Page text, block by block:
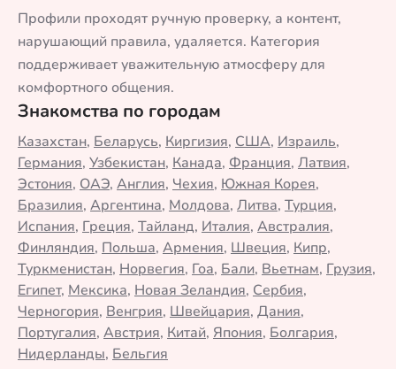
Профили проходят ручную проверку, а контент,
нарушающий правила, удаляется. Категория
поддерживает уважительную атмосферу для
комфортного общения.
Знакомства по городам
Казахстан, Беларусь, Киргизия, США, Израиль,
Германия, Узбекистан, Канада, Франция, Латвия,
Эстония, ОАЭ, Англия, Чехия, Южная Корея,
Бразилия, Аргентина, Молдова, Литва, Турция,
Испания, Греция, Тайланд, Италия, Австралия,
Финляндия, Польша, Армения, Швеция, Кипр,
Туркменистан, Норвегия, Гоа, Бали, Вьетнам, Грузия,
Египет, Мексика, Новая Зеландия, Сербия,
Черногория, Венгрия, Швейцария, Дания,
Португалия, Австрия, Китай, Япония, Болгария,
Нидерланды, Бельгия